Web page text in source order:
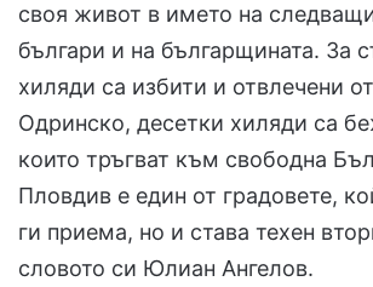
своя живот в името на
българи и на българщината. За
хиляди са избити и отвлечени
Одринско, десетки хиляди са
които тръгват към свободна
Пловдив е един от градовете,
ги приема, но и става техен
словото си Юлиан Ангелов.